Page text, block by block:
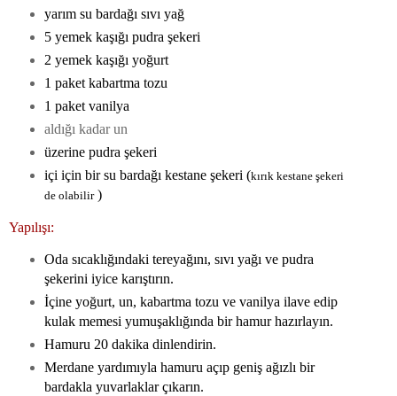
yarım su bardağı sıvı yağ
5 yemek kaşığı pudra şekeri
2 yemek kaşığı yoğurt
1 paket kabartma tozu
1 paket vanilya
aldığı kadar un
üzerine pudra şekeri
içi için bir su bardağı kestane şekeri (kırık kestane şekeri
de olabilir)
Yapılışı:
Oda sıcaklığındaki tereyağını, sıvı yağı ve pudra
şekerini iyice karıştırın.
İçine yoğurt, un, kabartma tozu ve vanilya ilave edip
kulak memesi yumuşaklığında bir hamur hazırlayın.
Hamuru 20 dakika dinlendirin.
Merdane yardımıyla hamuru açıp geniş ağızlı bir
bardakla yuvarlaklar çıkarın.